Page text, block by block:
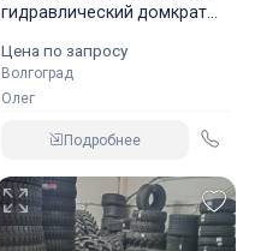
гидравлический домкрат
Цена по запросу
Волгоград
Олег
Подробнее